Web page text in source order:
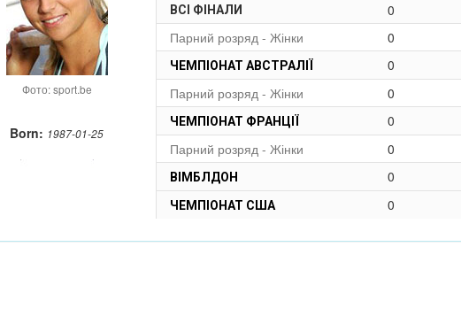
Фото: sport.be
Born: 1987-01-25
ВСІ ФІНАЛИ 0
Парний розряд - Жінки
0
ЧЕМПІОНАТ АВСТРАЛІЇ 0
Парний розряд - Жінки
0
ЧЕМПІОНАТ ФРАНЦІЇ 0
Парний розряд - Жінки
0
ВІМБЛДОН 0
ЧЕМПІОНАТ США 0